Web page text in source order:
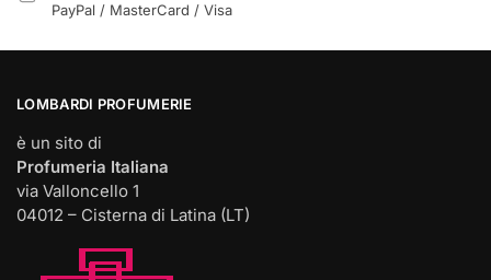
PayPal / MasterCard / Visa
LOMBARDI PROFUMERIE
è un sito di
Profumeria Italiana
via Valloncello 1
04012 – Cisterna di Latina (LT)